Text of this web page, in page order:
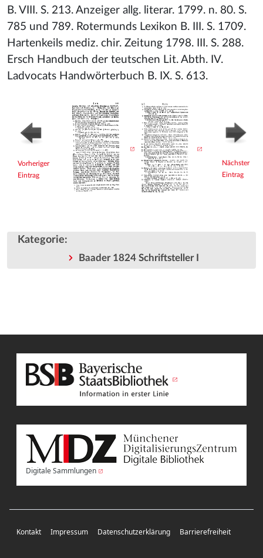
B. VIII. S. 213. Anzeiger allg. literar. 1799. n. 80. S.
785 und 789. Rotermunds Lexikon B. III. S. 1709.
Hartenkeils mediz. chir. Zeitung 1798. III. S. 288.
Ersch Handbuch der teutschen Lit. Abth. IV.
Ladvocats Handwörterbuch B. IX. S. 613.
Vorheriger
Eintrag
Nächster
Eintrag
Kategorie:
Baader 1824 Schriftsteller I
Digitale Sammlungen
Kontakt Impressum Datenschutzerklärung Barrierefreiheit